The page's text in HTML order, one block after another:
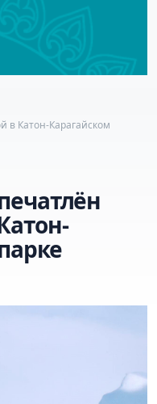
в Катон-Карагайском